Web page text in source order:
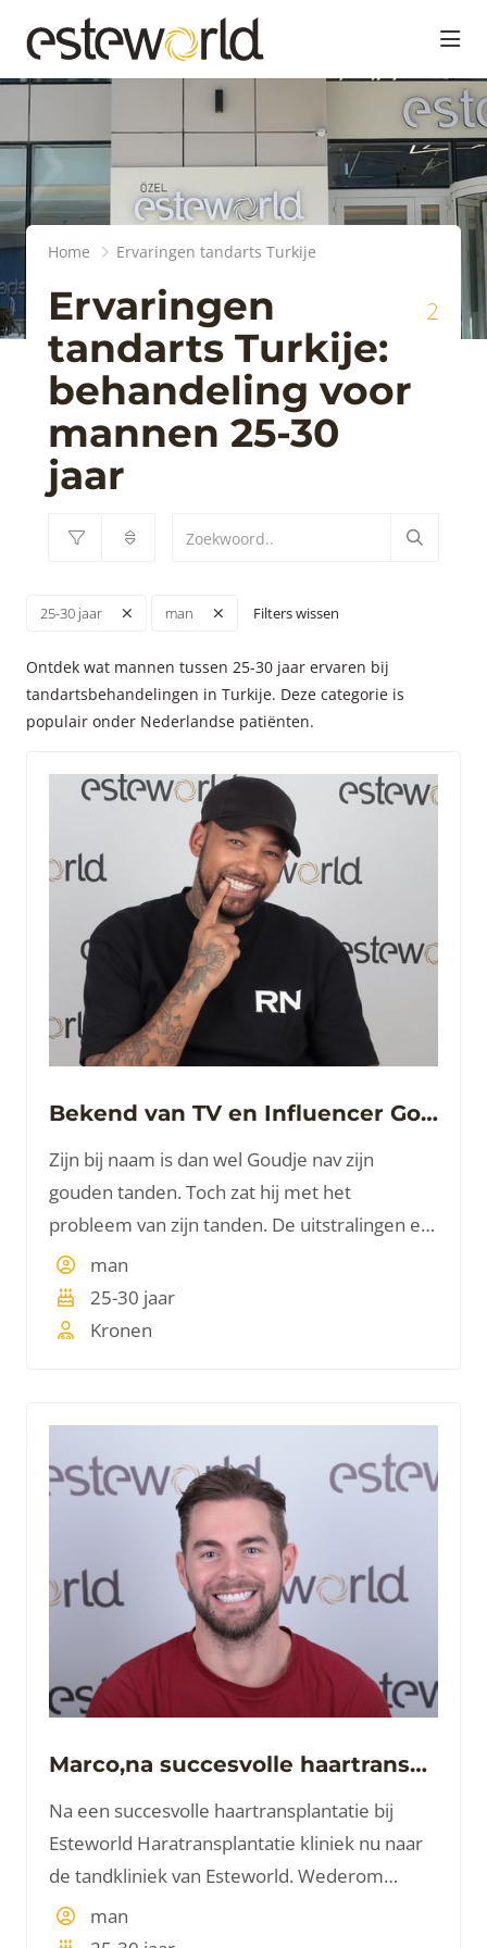
Home Ervaringen tandarts Turkije
Ervaringen
tandarts Turkije:
behandeling voor
mannen 25-30
jaar
2
25-30 jaar man Filters wissen
Ontdek wat mannen tussen 25-30 jaar ervaren bij
tandartsbehandelingen in Turkije. Deze categorie is
populair onder Nederlandse patiënten.
Bekend van TV en Influencer Goudtje
Zijn bij naam is dan wel Goudje nav zijn
gouden tanden. Toch zat hij met het
probleem van zijn tanden. De uitstralingen en
ongemakken met eten zorgden ervoor dat hij
graag wat aan zijn tanden liet doen. Een mooi
voorbeeld van wat een mooie set tanden doet
man
25-30 jaar
Kronen
Marco,na succesvolle haartransplantatie nu naar de tandarts
Na een succesvolle haartransplantatie bij
Esteworld Haratransplantatie kliniek nu naar
de tandkliniek van Esteworld. Wederom
uitmuntende service.
man